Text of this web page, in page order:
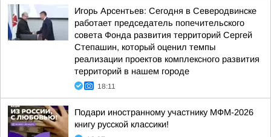
Игорь Арсентьев: Сегодня в Северодвинске
работает председатель попечительского
совета Фонда развития территорий Сергей
Степашин, который оценил темпы
реализации проектов комплексного развития
территорий в нашем городе
18:11
Подари иностранному участнику МФМ-2026
книгу русской классики!